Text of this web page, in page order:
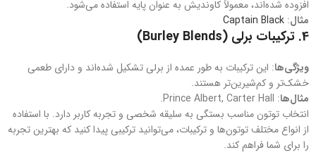
افزوده شده‌اند، معمولاً کاوندیش به عنوان پایه استفاده می‌شود.
مثال‌:
Captain Black
4. ترکیبات برلی (Burley Blends)
ویژگی‌ها: این ترکیبات به طور عمده از برلی تشکیل شده‌اند و دارای طعمی
خشک‌تر و کم‌شیرین‌تر هستند.
مثال‌ها: Prince Albert, Carter Hall.
انتخاب توتون مناسب بستگی به سلیقه شخصی و تجربه کاربر دارد. با استفاده
از انواع مختلف توتون‌ها و ترکیبات، می‌توانید ترکیبی پیدا کنید که بهترین تجربه
را برای شما فراهم کند.